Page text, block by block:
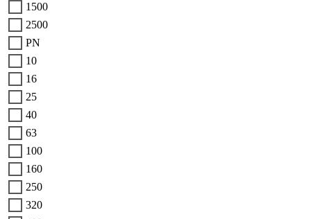
1500
2500
PN
10
16
25
40
63
100
160
250
320